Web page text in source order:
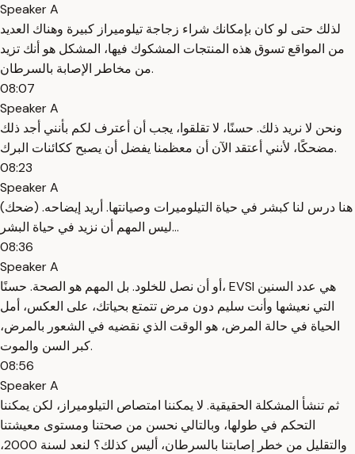
Speaker A
لذلك حتى لو كان بإمكانك شراء زجاجة تيلوميراز كبيرة وهناك العديد
من المواقع تسوق هذه المنتجات المشكوك فيها، المشكل هو أنك تزيد
من مخاطر الإصابة بالسرطان.
08:07
Speaker A
ونحن لا نريد ذلك. حسنًا، لا تقلقوا، يجب أن أعترف لكم بأنني أجد ذلك
مضحكًا، لأنني أعتقد الآن أن معظمنا يفضل أن يصبح ككائنات البرك.
08:23
Speaker A
(ضحك) هنا درس لنا كبشر في حياة التيلوميرات وصيانتها. أريد إيضاحه.
ليس المهم أن نزيد في حياة البشر...
08:36
Speaker A
أو أن نصل للخلود. بل المهم هو الصحة. حسنًا، EVSI هي عدد السنين
التي نعيشها وأنت سليم دون مرض تتمتع بحياتك، على العكس، أمل
الحياة في حالة المرض، هو الوقت الذي نقضيه في الشعور بالمرض،
كبر السن والموت.
08:56
Speaker A
ثم تنشأ المشكلة الحقيقية. لا يمكننا امتصاص التيلوميراز، لكن يمكننا
التحكم في طولها، وبالتالي نحسن من صحتنا ومستوى معيشتنا
والتقليل من خطر إصابتنا بالسرطان، أليس كذلك؟ لنعد لسنة 2000،